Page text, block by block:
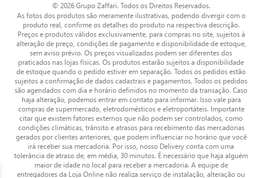
© 2026 Grupo Zaffari. Todos os Direitos Reservados.
As fotos dos produtos são meramente ilustrativas, podendo divergir com o
produto real, confirme os detalhes do produto na respectiva descrição.
Preços e produtos válidos exclusivamente, para compras no site, sujeitos à
alteração de preço, condições de pagamento e disponibilidade de estoque,
sem aviso prévio. Os preços visualizados podem ser diferentes dos
praticados nas lojas físicas. Os produtos estarão sujeitos a disponibilidade
de estoque quando o pedido estiver em separação. Todos os pedidos estão
sujeitos a confirmação de dados cadastrais e pagamentos. Todos os pedidos
são agendados com dia e horário definidos no momento da transação. Caso
haja alteração, podemos entrar em contato para informar. Isso vale para
compras de supermercado, eletrodomésticos e eletroportáteis. Importante
citar que existem fatores externos que não podem ser controlados, como
condições climáticas, trânsito e atrasos para recebimento das mercadorias
gerados por clientes anteriores, que podem influenciar no horário que você
irá receber sua mercadoria. Por isso, nosso Delivery conta com uma
tolerância de atraso de, em média, 30 minutos. É necessário que haja alguém
maior de idade no local para receber a mercadoria. A equipe de
entregadores da Loja Online não realiza serviço de instalação, alteração ou